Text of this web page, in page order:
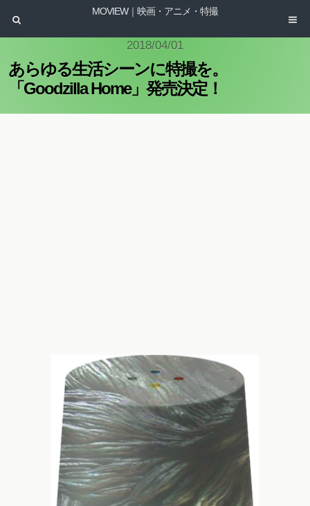
MOVIEW｜映画・アニメ・特撮
2018/04/01
あらゆる生活シーンに特撮を。
「Goodzilla Home」発売決定！